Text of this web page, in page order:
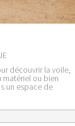
découvrir la voile,
matériel ou bien
un espace de